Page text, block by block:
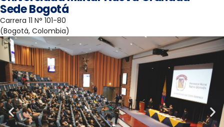
Sede Bogotá
Carrera 11 N° 101-80
(Bogotá, Colombia)